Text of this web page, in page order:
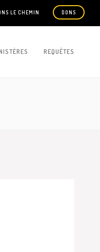
LE CHEMIN DONS
REQUÊTES